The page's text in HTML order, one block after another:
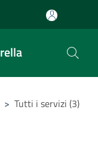
> Tutti i servizi (3)